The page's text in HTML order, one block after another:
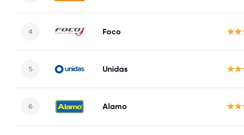
Foco
Unidas
Alamo